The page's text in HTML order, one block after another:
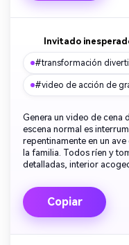
Invitado
#transformación
#video de acción de
Genera un video de cena
escena normal es
repentinamente en un
la familia. Todos ríen y
detalladas, interior
Copiar